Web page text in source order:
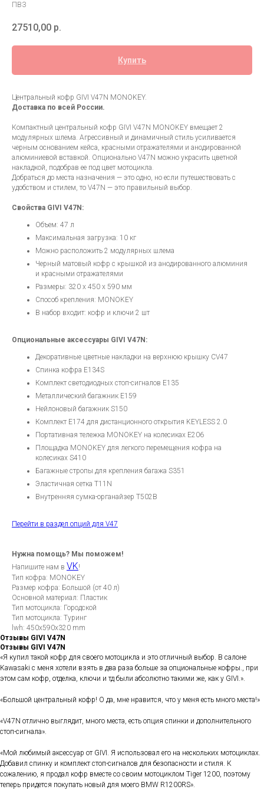
ПВЗ
27510,00 р.
Купить
Центральный кофр GIVI V47N MONOKEY.
Доставка по всей России.
Компактный центральный кофр GIVI V47N MONOKEY вмещает 2
модулярных шлема. Агрессивный и динамичный стиль усиливается
черным основанием кейса, красными отражателями и анодированной
алюминиевой вставкой. Опционально V47N можно украсить цветной
накладкой, подобрав ее под цвет мотоцикла.
Добраться до места назначения — это одно, но если путешествовать с
удобством и стилем, то V47N — это правильный выбор.
Свойства GIVI V47N:
Объем: 47 л
Максимальная загрузка: 10 кг
Можно расположить 2 модулярных шлема
Черный матовый кофр с крышкой из анодированного алюминия
и красными отражателями
Размеры: 320 х 450 х 590 мм
Способ крепления: MONOKEY
В набор входит: кофр и ключи 2 шт
Опциональные аксессуары GIVI V47N:
Декоративные цветные накладки на верхнюю крышку CV47
Спинка кофра E134S
Комплект светодиодных стоп-сигналов E135
Металлический багажник E159
Нейлоновый багажник S150
Комплект E174 для дистанционного открытия KEYLESS 2.0
Портативная тележка MONOKEY на колесиках E206
Площадка MONOKEY для легкого перемещения кофра на
колесиках S410
Багажные стропы для крепления багажа S351
Эластичная сетка T11N
Внутренняя сумка-органайзер T502B
Перейти в раздел опций для V47
Нужна помощь? Мы поможем!
Напишите нам в VK!
Тип кофра: MONOKEY
Размер кофра: Большой (от 40 л)
Основной материал: Пластик
Тип мотоцикла: Городской
Тип мотоцикла: Туринг
lwh: 450x590x320 mm
Отзывы GIVI V47N
Отзывы GIVI V47N
«Я купил такой кофр для своего мотоцикла и это отличный выбор. В салоне
Kawasaki с меня хотели взять в два раза больше за опциональные кофры., при
этом сам кофр, отделка, ключи и тд были абсолютно такими же, как у GIVI.».
«Большой центральный кофр! О да, мне нравится, что у меня есть много места!»
«V47N отлично выглядит, много места, есть опция спинки и дополнительного
стоп-сигнала».
«Мой любимый аксессуар от GIVI. Я использовал его на нескольких мотоциклах.
Добавил спинку и комплект стоп-сигналов для безопасности и стиля. К
сожалению, я продал кофр вместе со своим мотоциклом Tiger 1200, поэтому
теперь придется покупать новый для моего BMW R1200RS».